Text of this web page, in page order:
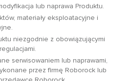
lub naprawa Produktu.
materiały eksploatacyjne i
niezgodnie z obowiązującymi
serwisowaniem lub naprawami,
przez firmę Roborock lub